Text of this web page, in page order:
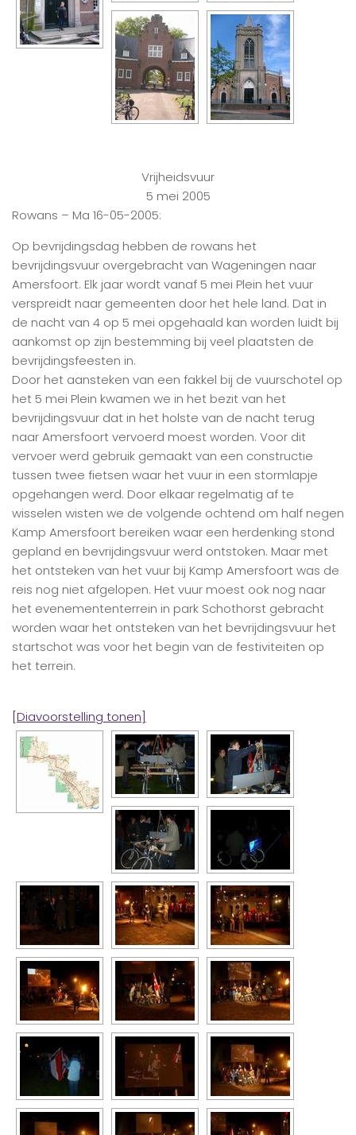
Vrijheidsvuur
5 mei 2005
Rowans – Ma 16-05-2005:
Op bevrijdingsdag hebben de rowans het
bevrijdingsvuur overgebracht van Wageningen naar
Amersfoort. Elk jaar wordt vanaf 5 mei Plein het vuur
verspreidt naar gemeenten door het hele land. Dat in
de nacht van 4 op 5 mei opgehaald kan worden luidt bij
aankomst op zijn bestemming bij veel plaatsten de
bevrijdingsfeesten in.
Door het aansteken van een fakkel bij de vuurschotel op
het 5 mei Plein kwamen we in het bezit van het
bevrijdingsvuur dat in het holste van de nacht terug
naar Amersfoort vervoerd moest worden. Voor dit
vervoer werd gebruik gemaakt van een constructie
tussen twee fietsen waar het vuur in een stormlapje
opgehangen werd. Door elkaar regelmatig af te
wisselen wisten we de volgende ochtend om half negen
Kamp Amersfoort bereiken waar een herdenking stond
gepland en bevrijdingsvuur werd ontstoken. Maar met
het ontsteken van het vuur bij Kamp Amersfoort was de
reis nog niet afgelopen. Het vuur moest ook nog naar
het evenemententerrein in park Schothorst gebracht
worden waar het ontsteken van het bevrijdingsvuur het
startschot was voor het begin van de festiviteiten op
het terrein.
[Diavoorstelling tonen]